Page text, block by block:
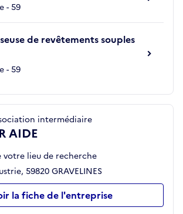
- 59
de revêtements souples
- 59
intermédiaire
AIDE
votre lieu de recherche
59820 GRAVELINES
la fiche de l'entreprise